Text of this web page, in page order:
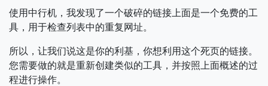
使用中行机，我发现了一个破碎的链接上面是一个免费的工
具，用于检查列表中的重复网址。
所以，让我们说这是你的利基，你想利用这个死页的链接。
您需要做的就是重新创建类似的工具，并按照上面概述的过
程进行操作。